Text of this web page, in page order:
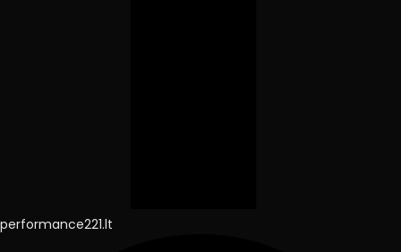
performance221.lt